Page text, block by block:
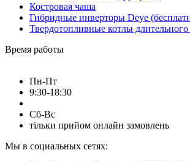
набор шампуров подарочный в кейсе
мангал в подарок
купить мангал раскладной
купить мангал для шашлыка
купить мангал разборный
Костровая чаша
Гибридные инверторы Deye
Твердотопливные котлы длительного
Время работы
Пн-Пт
9:30-18:30
Сб-Вс
тільки прийом онлайн замовлень
Мы в социальных сетях: